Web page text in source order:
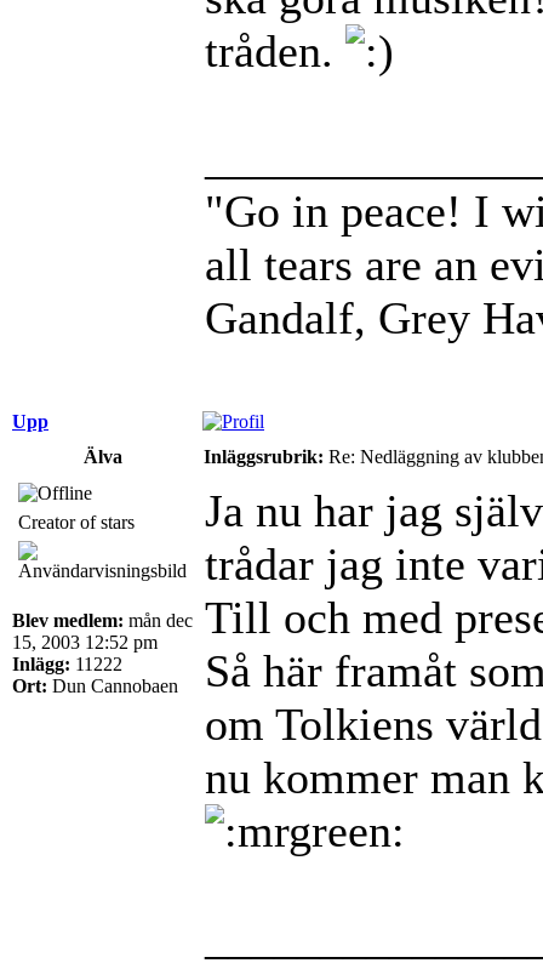
tråden.
"Go in peace! I
all tears are an
Gandalf, Grey
Upp
Älva
Inläggsrubrik: Re: Nedläggning av
Creator of stars
Blev medlem: mån dec
15, 2003 12:52 pm
Inlägg: 11222
Ort: Dun Cannobaen
Ja nu har jag
trådar jag inte
Till och med
Så här framåt
om Tolkiens
nu kommer man